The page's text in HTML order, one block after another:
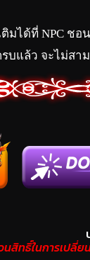
ติมได้ที่ NPC ช
รบแล้ว จะไม่ส
สิทธิ์ในการเปลี่ย